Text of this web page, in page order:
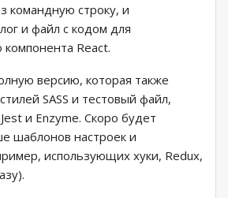
командную строку, и
и файл с кодом для
React.
версию, которая также
SASS и тестовый файл,
и Enzyme. Скоро будет
шаблонов настроек и
использующих хуки, Redux,